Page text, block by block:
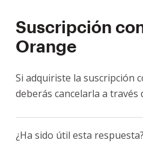
Suscripción
Orange
Si adquiriste la suscripción
deberás cancelarla a través
¿Ha sido útil esta respuesta?